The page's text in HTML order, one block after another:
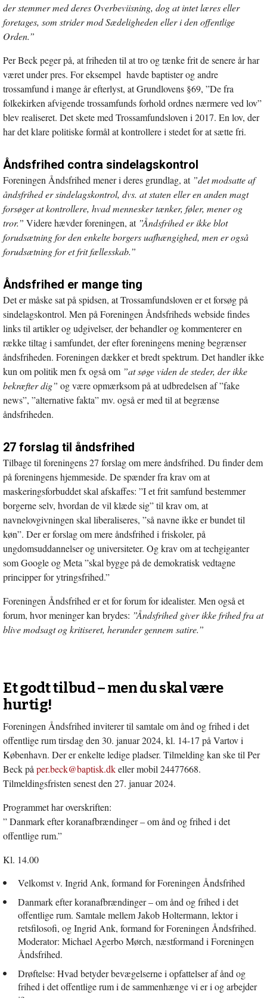
der stemmer med deres Overbeviisning, dog at intet læres eller
foretages, som strider mod Sædeligheden eller i den offentlige
Orden.”
Per Beck peger på, at friheden til at tro og tænke frit de senere år har
været under pres. For eksempel havde baptister og andre
trossamfund i mange år efterlyst, at Grundlovens §69, ”De fra
folkekirken afvigende trossamfunds forhold ordnes nærmere ved lov”
blev realiseret. Det skete med Trossamfundsloven i 2017. En lov, der
har det klare politiske formål at kontrollere i stedet for at sætte fri.
Åndsfrihed contra sindelagskontrol
Foreningen Åndsfrihed mener i deres grundlag, at ”det modsatte af
åndsfrihed er sindelagskontrol, dvs. at staten eller en anden magt
forsøger at kontrollere, hvad mennesker tænker, føler, mener og
tror.” Videre hævder foreningen, at ”Åndsfrihed er ikke blot
forudsætning for den enkelte borgers uafhængighed, men er også
forudsætning for et frit fællesskab.”
Åndsfrihed er mange ting
Det er måske sat på spidsen, at Trossamfundsloven er et forsøg på
sindelagskontrol. Men på Foreningen Åndsfriheds webside findes
links til artikler og udgivelser, der behandler og kommenterer en
række tiltag i samfundet, der efter foreningens mening begrænser
åndsfriheden. Foreningen dækker et bredt spektrum. Det handler ikke
kun om politik men fx også om ”at søge viden de steder, der ikke
bekræfter dig” og være opmærksom på at udbredelsen af ”fake
news”, ”alternative fakta” mv. også er med til at begrænse
åndsfriheden.
27 forslag til åndsfrihed
Tilbage til foreningens 27 forslag om mere åndsfrihed. Du finder dem
på foreningens hjemmeside. De spænder fra krav om at
maskeringsforbuddet skal afskaffes: ”I et frit samfund bestemmer
borgerne selv, hvordan de vil klæde sig” til krav om, at
navnelovgivningen skal liberaliseres, ”så navne ikke er bundet til
køn”. Der er forslag om mere åndsfrihed i friskoler, på
ungdomsuddannelser og universiteter. Og krav om at techgiganter
som Google og Meta ”skal bygge på de demokratisk vedtagne
principper for ytringsfrihed.”
Foreningen Åndsfrihed er et for forum for idealister. Men også et
forum, hvor meninger kan brydes: ”Åndsfrihed giver ikke frihed fra at
blive modsagt og kritiseret, herunder gennem satire.”
Et godt tilbud – men du skal være
hurtig!
Foreningen Åndsfrihed inviterer til samtale om ånd og frihed i det
offentlige rum tirsdag den 30. januar 2024, kl. 14-17 på Vartov i
København. Der er enkelte ledige pladser. Tilmelding kan ske til Per
Beck på per.beck@baptisk.dkeller mobil 24477668.
Tilmeldingsfristen senest den 27. januar 2024.
Programmet har overskriften:
” Danmark efter koranafbrændinger – om ånd og frihed i det
offentlige rum.”
Kl. 14.00
Velkomst v. Ingrid Ank, formand for Foreningen Åndsfrihed
Danmark efter koranafbrændinger – om ånd og frihed i det
offentlige rum. Samtale mellem Jakob Holtermann, lektor i
retsfilosofi, og Ingrid Ank, formand for Foreningen Åndsfrihed.
Moderator: Michael Agerbo Mørch, næstformand i Foreningen
Åndsfrihed.
Drøftelse: Hvad betyder bevægelserne i opfattelser af ånd og
frihed i det offentlige rum i de sammenhænge vi er i og arbejder